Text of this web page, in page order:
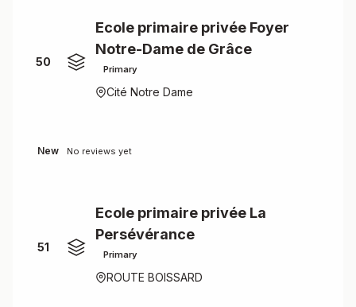
50
Ecole primaire privée Foyer
Notre-Dame de Grâce
Primary
Cité Notre Dame
New No reviews yet
51
Ecole primaire privée La
Persévérance
Primary
ROUTE BOISSARD